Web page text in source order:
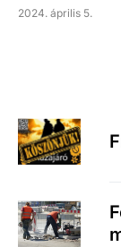
2024. április 5.